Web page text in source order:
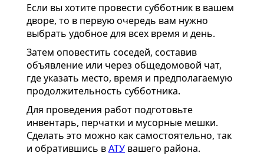
Если вы хотите провести субботник в вашем
дворе, то в первую очередь вам нужно
выбрать удобное для всех время и день.
Затем оповестить соседей, составив
объявление или через общедомовой чат,
где указать место, время и предполагаемую
продолжительность субботника.
Для проведения работ подготовьте
инвентарь, перчатки и мусорные мешки.
Сделать это можно как самостоятельно, так
и обратившись вАТУ вашего района.